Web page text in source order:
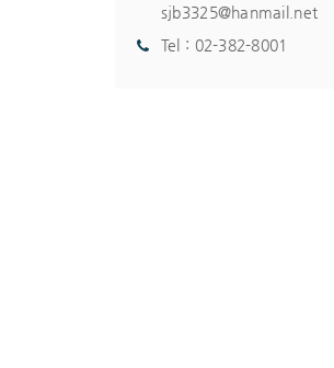
sjb3325@hanmail.net
Tel : 02-382-8001